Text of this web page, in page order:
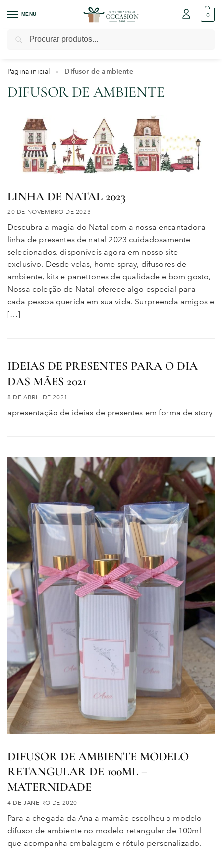
MENU 0
Pagina inicial » Difusor de ambiente
DIFUSOR DE AMBIENTE
LINHA DE NATAL 2023
20 DE NOVEMBRO DE 2023
Descubra a magia do Natal com a nossa encantadora
linha de presentes de natal 2023 cuidadosamente
selecionados, disponíveis agora em nosso site
exclusivo. Desde velas, home spray, difusores de
ambiente, kits e panettones de qualidade e bom gosto,
Nossa coleção de Natal oferece algo especial para
cada pessoa querida em sua vida. Surpreenda amigos e
[…]
IDEIAS DE PRESENTES PARA O DIA
DAS MÃES 2021
8 DE ABRIL DE 2021
apresentação de ideias de presentes em forma de story
DIFUSOR DE AMBIENTE MODELO
RETANGULAR DE 100ML –
MATERNIDADE
4 DE JANEIRO DE 2020
Para a chegada da Ana a mamãe escolheu o modelo
difusor de ambiente no modelo retangular de 100ml
que acompanha embalagem e rótulo personalizado.